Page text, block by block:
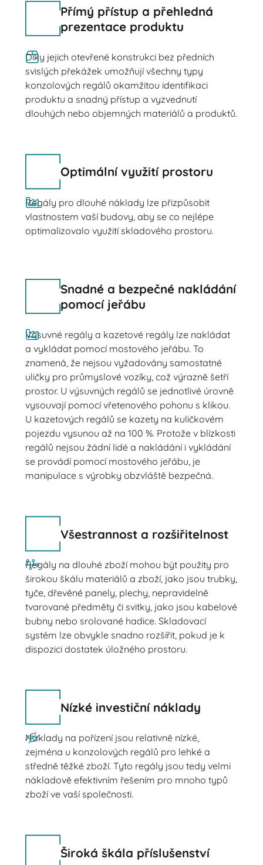
Přímý přístup a přehledná
prezentace produktu
Díky jejich otevřené konstrukci bez předních
svislých překážek umožňují všechny typy
konzolových regálů okamžitou identifikaci
produktu a snadný přístup a vyzvednutí
dlouhých nebo objemných materiálů a produktů.
Optimální využití prostoru
Regály pro dlouhé náklady lze přizpůsobit
vlastnostem vaší budovy, aby se co nejlépe
optimalizovalo využití skladového prostoru.
Snadné a bezpečné nakládání
pomocí jeřábu
Výsuvné regály a kazetové regály lze nakládat
a vykládat pomocí mostového jeřábu. To
znamená, že nejsou vyžadovány samostatné
uličky pro průmyslové vozíky, což výrazně šetří
prostor. U výsuvných regálů se jednotlivé úrovně
vysouvají pomocí vřetenového pohonu s klikou.
U kazetových regálů se kazety na kuličkovém
pojezdu vysunou až na 100 %. Protože v blízkosti
regálů nejsou žádní lidé a nakládání i vykládání
se provádí pomocí mostového jeřábu, je
manipulace s výrobky obzvláště bezpečná.
Všestrannost a rozšiřitelnost
Regály na dlouhé zboží mohou být použity pro
širokou škálu materiálů a zboží, jako jsou trubky,
tyče, dřevěné panely, plechy, nepravidelně
tvarované předměty či svitky, jako jsou kabelové
bubny nebo srolované hadice. Skladovací
systém lze obvykle snadno rozšířit, pokud je k
dispozici dostatek úložného prostoru.
Nízké investiční náklady
Náklady na pořízení jsou relativně nízké,
zejména u konzolových regálů pro lehké a
středně těžké zboží. Tyto regály jsou tedy velmi
nákladově efektivním řešením pro mnoho typů
zboží ve vaší společnosti.
Široká škála příslušenství